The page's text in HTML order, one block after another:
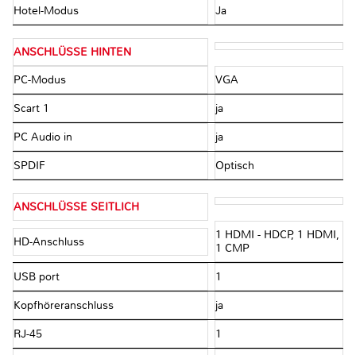
Hotel-Modus Ja
ANSCHLÜSSE HINTEN
PC-Modus VGA
Scart 1 ja
PC Audio in ja
SPDIF Optisch
ANSCHLÜSSE SEITLICH
HD-Anschluss
1 HDMI - HDCP, 1 HDMI,
1 CMP
USB port 1
Kopfhöreranschluss ja
RJ-45 1